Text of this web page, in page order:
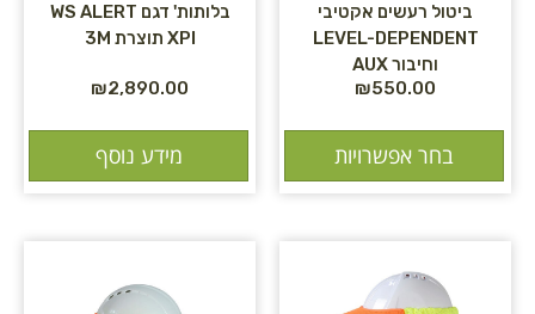
ביטול רעשים אקטיבי
LEVEL-DEPENDENT
וחיבור AUX
₪550.00
בחר אפשרויות
בלותות' דגם WS ALERT
XPI תוצרת 3M
₪2,890.00
מידע נוסף